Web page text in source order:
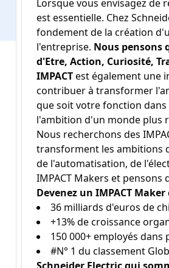
Lorsque vous envisagez de
est essentielle. Chez
fondement de la création
l'entreprise. Nous pensons
d'Etre, Action, Curiosité,
IMPACTest également une
contribuer à transformer
que soit votre fonction dans
l'ambition d'un monde plus
Nous recherchons des
transforment les ambitions
de l'automatisation, de
IMPACT Makers et
Devenez un IMPACT
36 milliards d'euros de
+13% de croissance
150 000+ employés dans
#N° 1 du classement